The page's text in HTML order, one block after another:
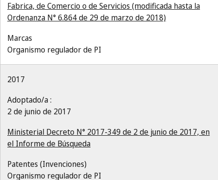
Fabrica, de Comercio o de Servicios (modificada hasta la
Ordenanza N° 6.864 de 29 de marzo de 2018)
Marcas
Organismo regulador de PI
2017
Adoptado/a :
2 de junio de 2017
Ministerial Decreto N° 2017-349 de 2 de junio de 2017, en
el Informe de Búsqueda
Patentes (Invenciones)
Organismo regulador de PI